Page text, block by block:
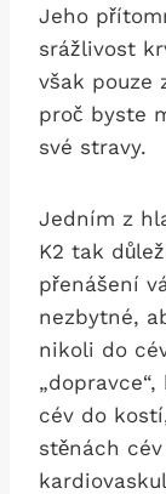
Jeho
srážlivost
však pouze
proč byste
své stravy.
Jedním z
K2 tak
přenášení
nezbytné,
nikoli do
cév do
stěnách